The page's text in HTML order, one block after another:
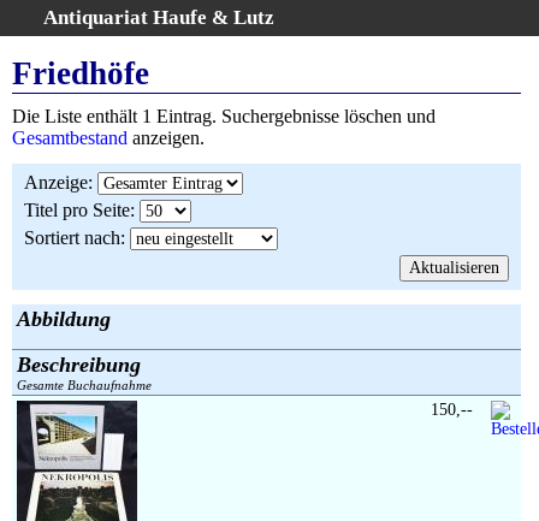
Antiquariat Haufe & Lutz
Home
Gesamtbestand
Kategorien
Schlagwörter
Suchergebnisse
AGB
Widerruf
Über uns
Aktuelle Kataloge
Kontakt
Ankauf
Links
Friedhöfe
Die Liste enthält 1 Eintrag. Suchergebnisse löschen und
Gesamtbestand anzeigen.
Anzeige:
Titel pro Seite:
Sortiert nach:
Abbildung
Beschreibung
Gesamte Buchaufnahme
150,--